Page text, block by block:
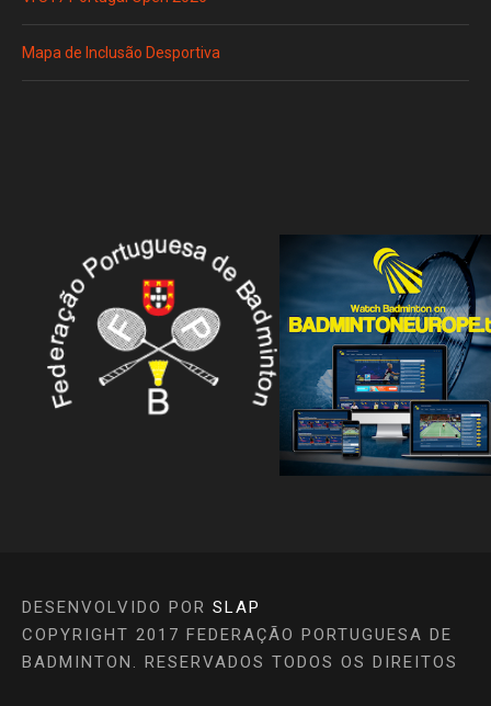
Mapa de Inclusão Desportiva
DESENVOLVIDO POR SLAP
COPYRIGHT 2017 FEDERAÇÃO PORTUGUESA DE
BADMINTON. RESERVADOS TODOS OS DIREITOS